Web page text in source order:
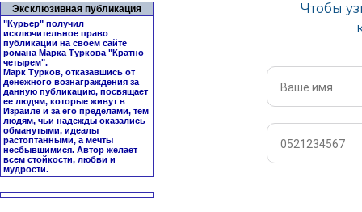
Эксклюзивная публикация
"Курьер" получил
исключительное право
публикации на своем сайте
романа Марка Туркова "Кратно
четырем".
Марк Турков, отказавшись от
денежного вознаграждения за
данную публикацию, посвящает
ее людям, которые живут в
Израиле и за его пределами, тем
людям, чьи надежды оказались
обманутыми, идеалы
растоптанными, а мечты
несбывшимися. Автор желает
всем стойкости, любви и
мудрости.